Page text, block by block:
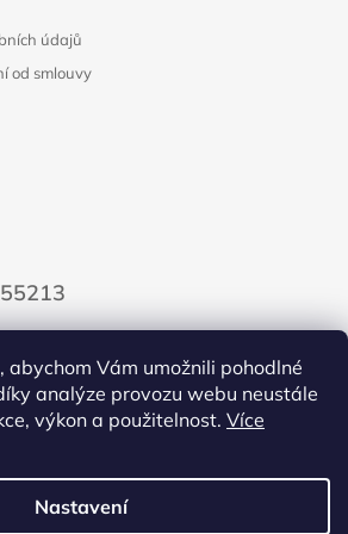
abychom Vám umožnili pohodlné
analýze provozu webu neustále
výkon a použitelnost. Více
Nastavení
údajů
od smlouvy
PLATBY